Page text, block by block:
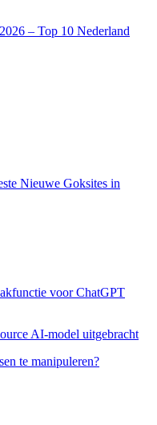
– Top 10 Nederland
Nieuwe Goksites in
voor ChatGPT
AI-model uitgebracht
te manipuleren?